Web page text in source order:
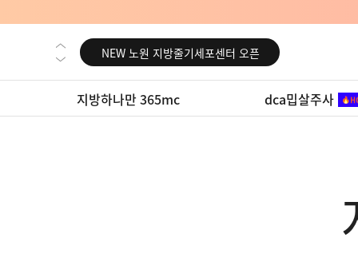
NEW 노원 지방줄기세포센터 오픈
NEW 미국 LA점 오픈
NEW 부산 지방줄기세포센터 오픈
NEW 영등포 지방줄기세포센터 오픈
지방하나만 365mc dca밉살주사